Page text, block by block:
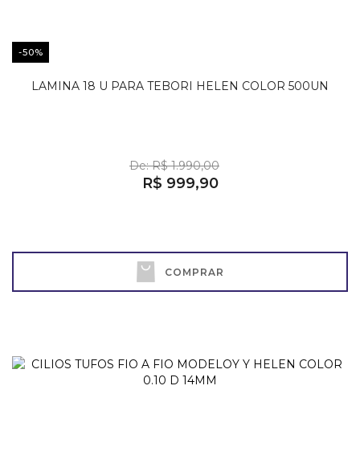
-50%
LAMINA 18 U PARA TEBORI HELEN COLOR 500UN
De: R$ 1.990,00
R$ 999,90
COMPRAR